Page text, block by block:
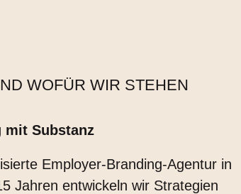
WOFÜR WIR STEHEN
mit Substanz
Employer-Branding-Agentur in
Jahren entwickeln wir Strategien